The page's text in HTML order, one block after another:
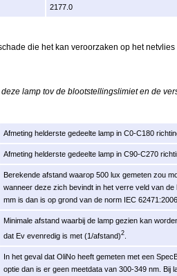
2177.0
die het kan veroorzaken op het
lamp tov de blootstellingslimiet en de
Afmeting helderste gedeelte lamp in C0-C180
Afmeting helderste gedeelte lamp in C90-C270
Berekende afstand waarop 500 lux gemeten zou
wanneer deze zich bevindt in het verre veld van
mm is dan is op grond van de norm IEC
Minimale afstand waarbij de lamp gezien kan
dat Ev evenredig is met (1/afstand)2
In het geval dat OliNo heeft gemeten met een
optie dan is er geen meetdata van 300-349 nm. Bij